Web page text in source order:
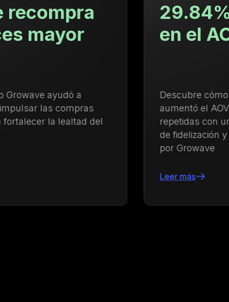
29.84% Aumento
en el AOV
Descubre cómo Kayser Lingerie
aumentó el AOV y fortaleció las compras
repetidas con una estrategia integrada
de fidelización y engagement impulsada